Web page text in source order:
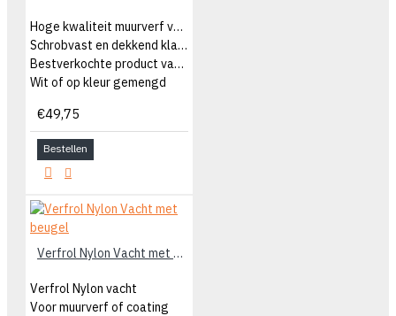
Hoge kwaliteit muurverf voor binnen
Schrobvast en dekkend klasse 1
Bestverkochte product van Relius
Wit of op kleur gemengd
€49,75
Bestellen
Verfrol Nylon Vacht met beugel
Verfrol Nylon vacht
Voor muurverf of coating